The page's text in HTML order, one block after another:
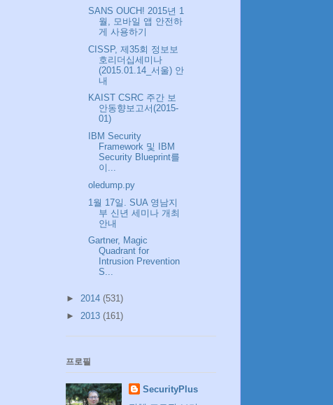
SANS OUCH! 2015년 1
월, 모바일 앱 안전하
게 사용하기
CISSP, 제35회 정보보
호리더십세미나
(2015.01.14_서울) 안
내
KAIST CSRC 주간 보
안동향보고서(2015-
01)
IBM Security
Framework 및 IBM
Security Blueprint를
이...
oledump.py
1월 17일. SUA 영남지
부 신년 세미나 개최
안내
Gartner, Magic
Quadrant for
Intrusion Prevention
S...
► 2014 (531)
► 2013 (161)
프로필
SecurityPlus